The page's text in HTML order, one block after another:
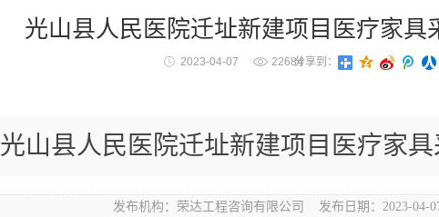
光山县人民医院迁址新建项目医疗家具
2023-04-07 22684分享到：
光山县人民医院迁址新建项目医疗家
发布机构： 荣达工程咨询有限公司 发布日期： 2023-04-